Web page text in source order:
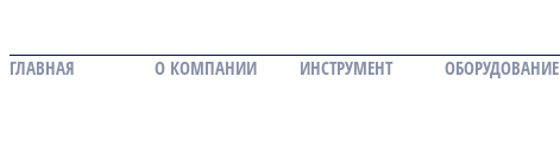
ГЛАВНАЯ О КОМПАНИИ ИНСТРУМЕНТ ОБОРУДОВАНИЕ